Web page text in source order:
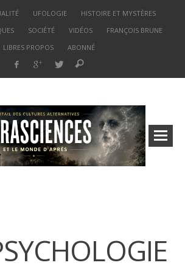
UFOLOGIE
HISTOIRE ET MYSTÈRES
SOCIÉTÉ VIDÉOS
FRANÇOIS BRUNE
LIBRES PROPOS
ABONNÉ